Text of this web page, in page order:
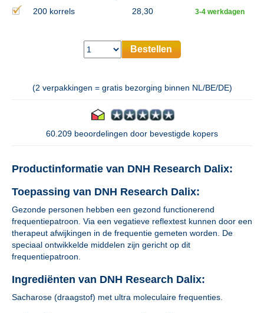
200 korrels 28,30 3-4 werkdagen
Bestellen
(2 verpakkingen = gratis bezorging binnen NL/BE/DE)
60.209 beoordelingen door bevestigde kopers
Productinformatie van DNH Research Dalix:
Toepassing van DNH Research Dalix:
Gezonde personen hebben een gezond functionerend
frequentiepatroon. Via een vegatieve reflextest kunnen door een
therapeut afwijkingen in de frequentie gemeten worden. De
speciaal ontwikkelde middelen zijn gericht op dit
frequentiepatroon.
Ingrediënten van DNH Research Dalix:
Sacharose (draagstof) met ultra moleculaire frequenties.